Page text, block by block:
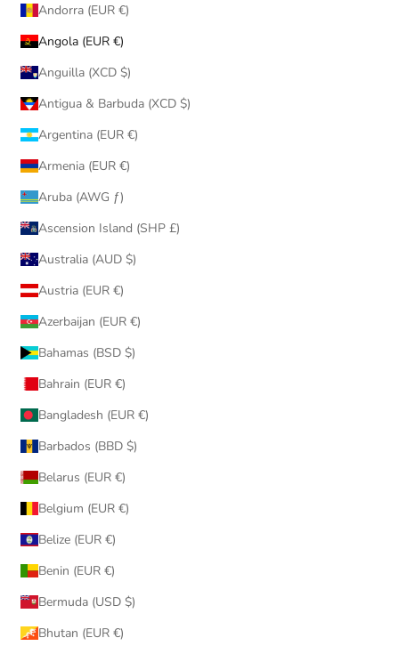
Andorra (EUR €)
Angola (EUR €)
Anguilla (XCD $)
Antigua & Barbuda (XCD $)
Argentina (EUR €)
Armenia (EUR €)
Aruba (AWG ƒ)
Ascension Island (SHP £)
Australia (AUD $)
Austria (EUR €)
Azerbaijan (EUR €)
Bahamas (BSD $)
Bahrain (EUR €)
Bangladesh (EUR €)
Barbados (BBD $)
Belarus (EUR €)
Belgium (EUR €)
Belize (EUR €)
Benin (EUR €)
Bermuda (USD $)
Bhutan (EUR €)